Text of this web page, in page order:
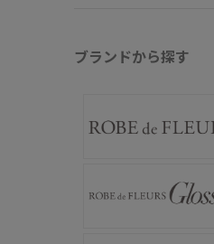
ブランドから探す